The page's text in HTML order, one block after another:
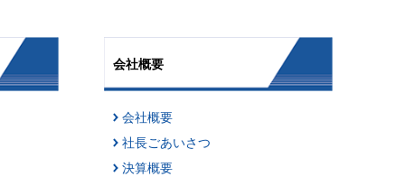
会社概要
会社概要
社長ごあいさつ
決算概要